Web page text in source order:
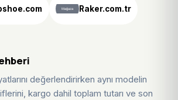
Raker.com.tr
değerlendirirken aynı modelin
kargo dahil toplam tutarı ve son